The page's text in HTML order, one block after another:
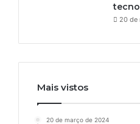
20 de
Mais vistos
20 de março de 2024